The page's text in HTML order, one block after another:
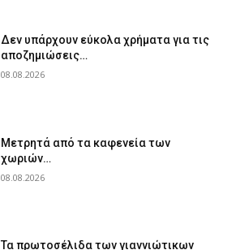
Δεν υπάρχουν εύκολα χρήματα για τις
αποζημιώσεις…
08.08.2026
Μετρητά από τα καφενεία των
χωριών…
08.08.2026
Τα πρωτοσέλιδα των γιαννιώτικων